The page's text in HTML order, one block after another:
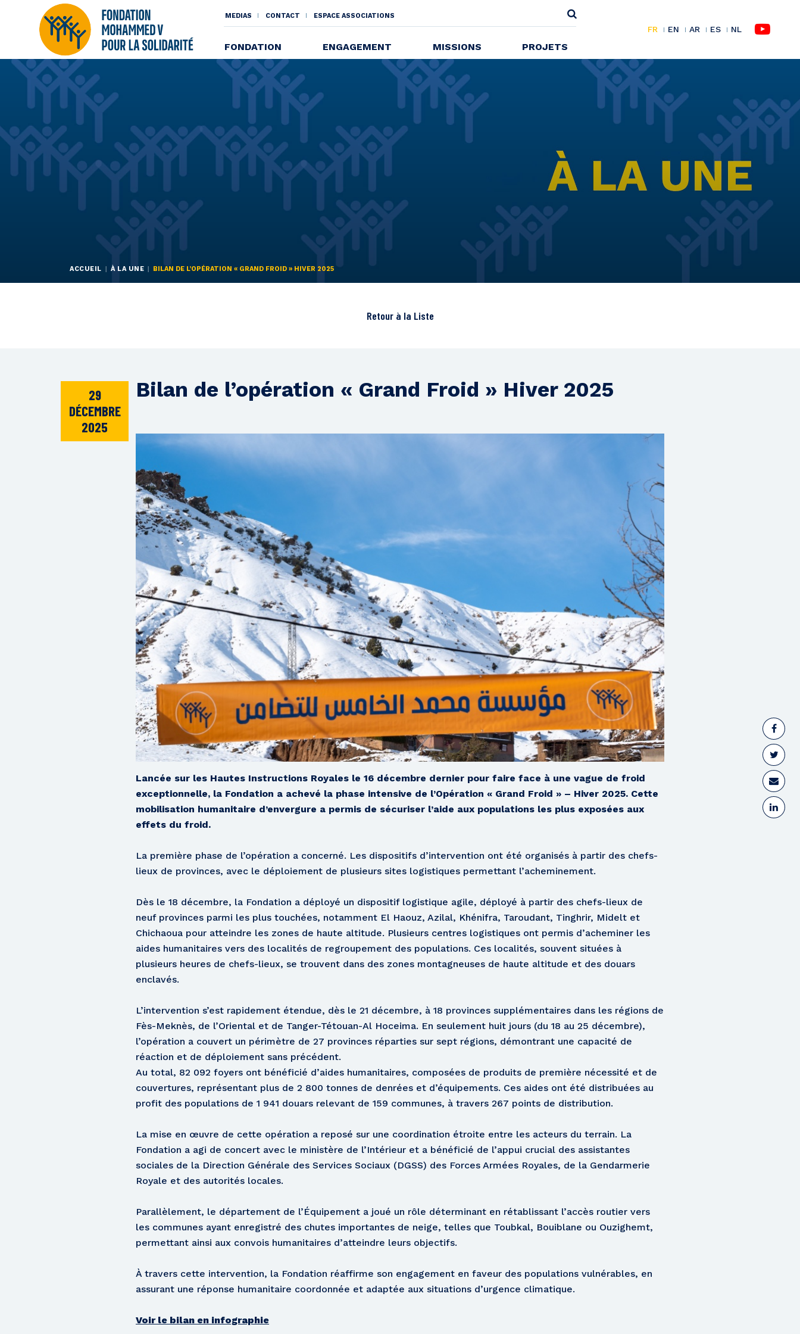
Aller
principal
MENU
SECONDAIRE
MEDIAS CONTACT ESPACE ASSOCIATIONS
FONDATION ENGAGEMENT MISSIONS PROJETS
FR EN AR ES NL
ACCUEIL À LA UNE BILAN DE L’OPÉRATION « GRAND FROID » HIVER 2025
Retour à la Liste
29
DÉCEMBRE
2025
Bilan de l’opération « Grand Froid » Hiver 2025
Lancée sur les Hautes Instructions Royales le 16 décembre dernier pour faire face à une vague de froid
exceptionnelle, la Fondation a achevé la phase intensive de l’Opération « Grand Froid » – Hiver 2025. Cette
mobilisation humanitaire d’envergure a permis de sécuriser l’aide aux populations les plus exposées aux
effets du froid.
La première phase de l’opération a concerné. Les dispositifs d’intervention ont été organisés à partir des chefs-
lieux de provinces, avec le déploiement de plusieurs sites logistiques permettant l’acheminement.
Dès le 18 décembre, la Fondation a déployé un dispositif logistique agile, déployé à partir des chefs-lieux de
neuf provinces parmi les plus touchées, notamment El Haouz, Azilal, Khénifra, Taroudant, Tinghrir, Midelt et
Chichaoua pour atteindre les zones de haute altitude. Plusieurs centres logistiques ont permis d’acheminer les
aides humanitaires vers des localités de regroupement des populations. Ces localités, souvent situées à
plusieurs heures de chefs-lieux, se trouvent dans des zones montagneuses de haute altitude et des douars
enclavés.
L’intervention s’est rapidement étendue, dès le 21 décembre, à 18 provinces supplémentaires dans les régions de
Fès-Meknès, de l’Oriental et de Tanger-Tétouan-Al Hoceima. En seulement huit jours (du 18 au 25 décembre),
l’opération a couvert un périmètre de 27 provinces réparties sur sept régions, démontrant une capacité de
réaction et de déploiement sans précédent.
Au total, 82 092 foyers ont bénéficié d’aides humanitaires, composées de produits de première nécessité et de
couvertures, représentant plus de 2 800 tonnes de denrées et d’équipements. Ces aides ont été distribuées au
profit des populations de 1 941 douars relevant de 159 communes, à travers 267 points de distribution.
La mise en œuvre de cette opération a reposé sur une coordination étroite entre les acteurs du terrain. La
Fondation a agi de concert avec le ministère de l’Intérieur et a bénéficié de l’appui crucial des assistantes
sociales de la Direction Générale des Services Sociaux (DGSS) des Forces Armées Royales, de la Gendarmerie
Royale et des autorités locales.
Parallèlement, le département de l’Équipement a joué un rôle déterminant en rétablissant l’accès routier vers
les communes ayant enregistré des chutes importantes de neige, telles que Toubkal, Bouiblane ou Ouzighemt,
permettant ainsi aux convois humanitaires d’atteindre leurs objectifs.
À travers cette intervention, la Fondation réaffirme son engagement en faveur des populations vulnérables, en
assurant une réponse humanitaire coordonnée et adaptée aux situations d’urgence climatique.
Voir le bilan en infographie